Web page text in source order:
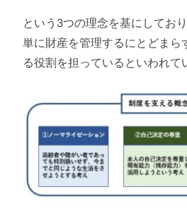
という3つの理念を基にしてお
単に財産を管理するにとどまら
る役割を担っているといわれて